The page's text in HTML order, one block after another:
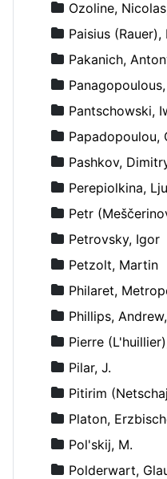
Ozoline,
Paisius
Pakanich,
Pantschowski,
Papadopoulou,
Pashkov,
Perepiolkina,
Petr
Petrovsky, Igor
Petzolt, Martin
Philaret,
Phillips,
Pierre
Pilar, J.
Pitirim (Netschajew),
Platon,
Pol'skij, M.
Polderwart,